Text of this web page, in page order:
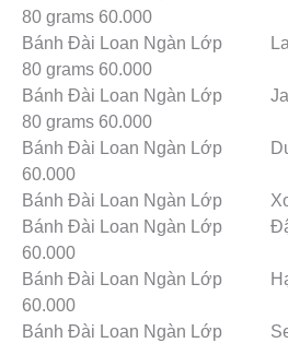
80 grams 60.000
Bánh Đài Loan Ngàn Lớp
80 grams 60.000
Bánh Đài Loan Ngàn Lớp
80 grams 60.000
Bánh Đài Loan Ngàn Lớp
60.000
Bánh Đài Loan Ngàn Lớp
Bánh Đài Loan Ngàn Lớp
60.000
Bánh Đài Loan Ngàn Lớp Hạt
60.000
Bánh Đài Loan Ngàn Lớp